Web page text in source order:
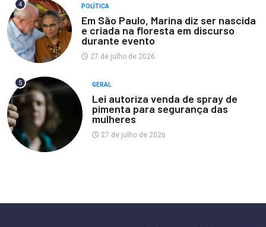
4 POLÍTICA
Em São Paulo, Marina diz ser nascida
e criada na floresta em discurso
durante evento
27 de julho de 2026
5 GERAL
Lei autoriza venda de spray de
pimenta para segurança das
mulheres
27 de julho de 2026